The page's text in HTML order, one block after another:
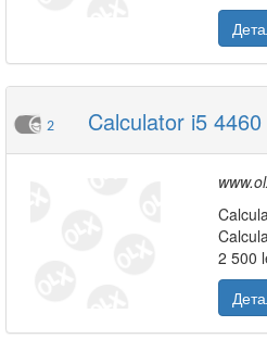
2 Calculator i5 4460
2 500